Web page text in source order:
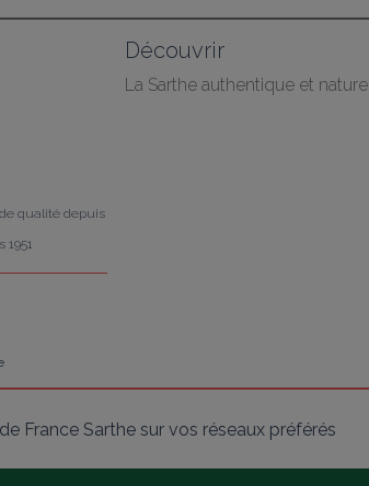
Découvrir
La Sarthe authentique et nature
qualité depuis
France Sarthe sur vos réseaux préférés